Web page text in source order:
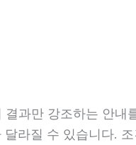
과만 강조하는 안
라질 수 있습니다.